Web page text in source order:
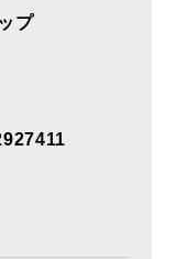
プ